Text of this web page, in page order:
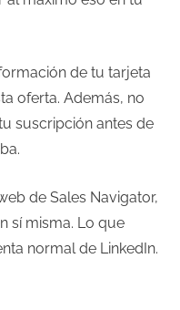
de tu tarjeta
oferta. Además, no
suscripción antes de
de Sales Navigator,
sí misma. Lo que
normal de LinkedIn.